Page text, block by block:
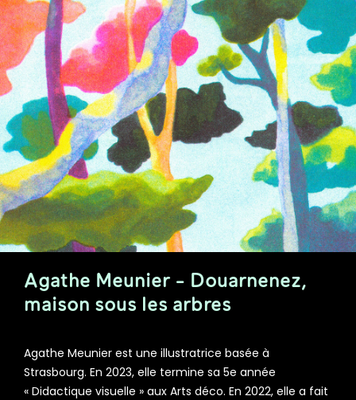
Agathe Meunier - Douarnenez,
maison sous les arbres
Agathe Meunier est une illustratrice basée à
Strasbourg. En 2023, elle termine sa 5e année
« Didactique visuelle » aux Arts déco. En 2022, elle a fait